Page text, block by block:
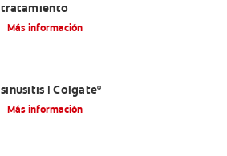
tratamiento
Más información
sinusitis | Colgate®
Más información